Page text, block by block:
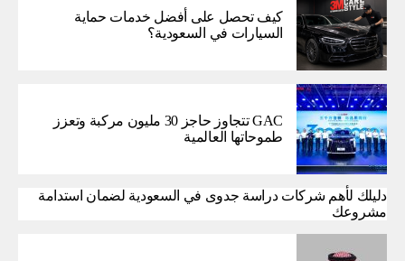
كيف تحصل على أفضل خدمات حماية
السيارات في السعودية؟
GAC تتجاوز حاجز 30 مليون مركبة وتعزز
طموحاتها العالمية
دليلك لأهم شركات دراسة جدوى في السعودية لضمان استدامة
مشروعك